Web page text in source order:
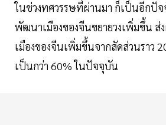
ในช่วงทศวรรษที่ผ่านมา ก็เป็นอีกปั
พัฒนาเมืองของจีนขยายวงเพิ่มขึ้น ส่
เมืองของจีนเพิ่มขึ้นจากสัดส่วนราว
เป็นกว่า 60% ในปัจจุบัน